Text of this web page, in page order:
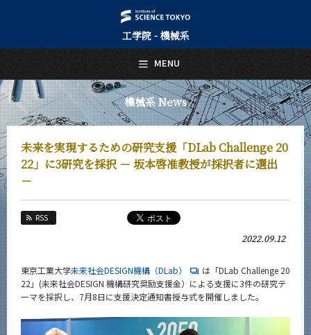
工学院 - 機械系
機械系 News
未来を実現するための研究支援「DLab Challenge 20
22」に3研究を採択 － 坂本啓准教授が採択者に選出
－
RSS
2022.09.12
東京工業大学未来社会DESIGN機構（DLab）
は「DLab Challenge 20
22」(未来社会DESIGN 機構研究奨励支援金）による支援に3件の研究テ
ーマを採択し、7月8日に支援決定通知書授与式を開催しました。
MENU
日本語 English
トップページ
Top Page
機械系について
About Us
教育
Education
入学案内
Admissions
News